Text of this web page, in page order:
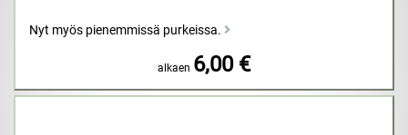
Nyt myös pienemmissä purkeissa.
alkaen 6,00 €